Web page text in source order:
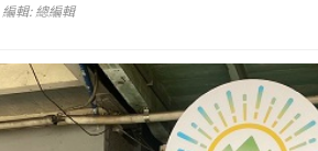
編輯:總編輯